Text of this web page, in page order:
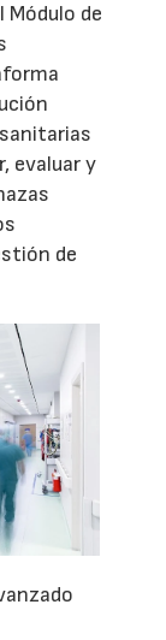
Módulo de
evaluar y
de